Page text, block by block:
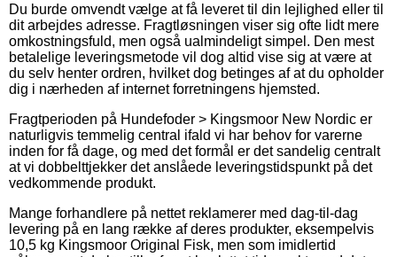
Du burde omvendt vælge at få leveret til din lejlighed eller til
dit arbejdes adresse. Fragtløsningen viser sig ofte lidt mere
omkostningsfuld, men også ualmindeligt simpel. Den mest
betalelige leveringsmetode vil dog altid vise sig at være at
du selv henter ordren, hvilket dog betinges af at du opholder
dig i nærheden af internet forretningens hjemsted.
Fragtperioden på Hundefoder > Kingsmoor New Nordic er
naturligvis temmelig central ifald vi har behov for varerne
inden for få dage, og med det formål er det sandelig centralt
at vi dobbelttjekker det anslåede leveringstidspunkt på det
vedkommende produkt.
Mange forhandlere på nettet reklamerer med dag-til-dag
levering på en lang række af deres produkter, eksempelvis
10,5 kg Kingsmoor Original Fisk, men som imidlertid